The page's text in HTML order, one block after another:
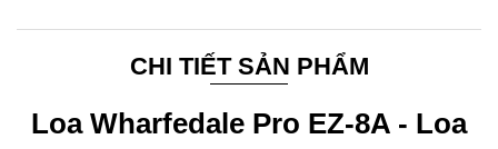
CHI TIẾT SẢN PHẨM
Loa Wharfedale Pro EZ-8A - Loa